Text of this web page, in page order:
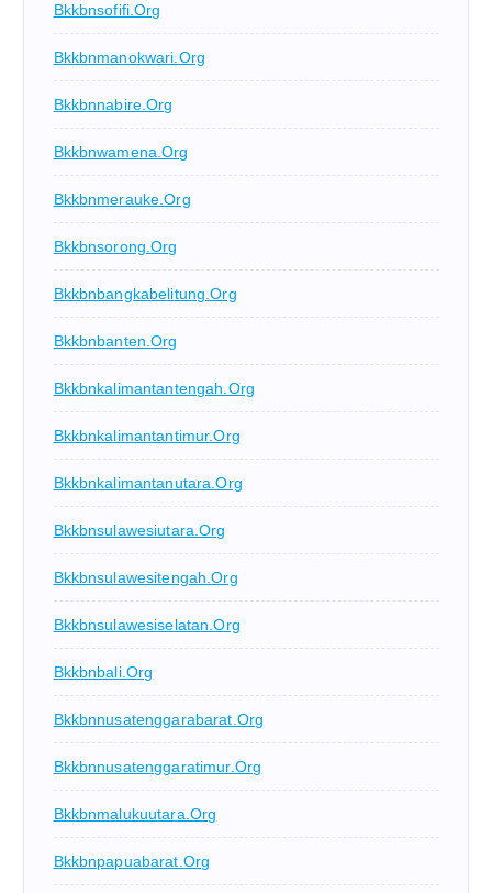
Bkkbnsofifi.org
Bkkbnmanokwari.org
Bkkbnnabire.org
Bkkbnwamena.org
Bkkbnmerauke.org
Bkkbnsorong.org
Bkkbnbangkabelitung.org
Bkkbnbanten.org
Bkkbnkalimantantengah.org
Bkkbnkalimantantimur.org
Bkkbnkalimantanutara.org
Bkkbnsulawesiutara.org
Bkkbnsulawesitengah.org
Bkkbnsulawesiselatan.org
Bkkbnbali.org
Bkkbnnusatenggarabarat.org
Bkkbnnusatenggaratimur.org
Bkkbnmalukuutara.org
Bkkbnpapuabarat.org